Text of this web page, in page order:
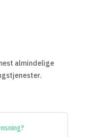
almindelige